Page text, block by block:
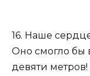
16. Наше
Оно смогло бы
девяти